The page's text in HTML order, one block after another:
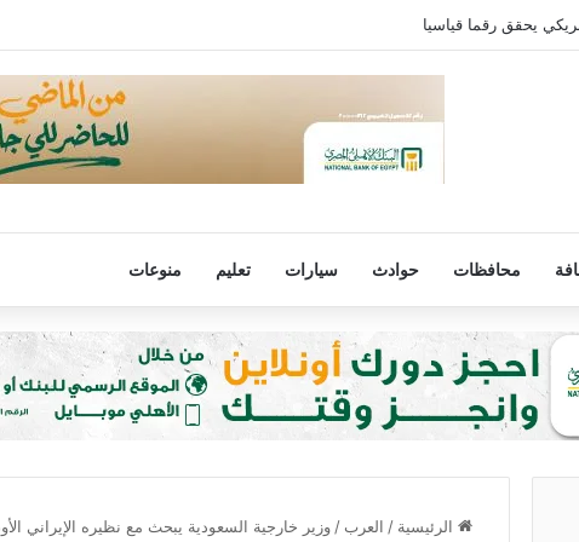
يحقق رقما قياسيا
محافظات حوادث سيارات تعليم منوعات
الرئيسية / العرب / وزير خارجية السعودية يبحث مع نظيره الإيراني